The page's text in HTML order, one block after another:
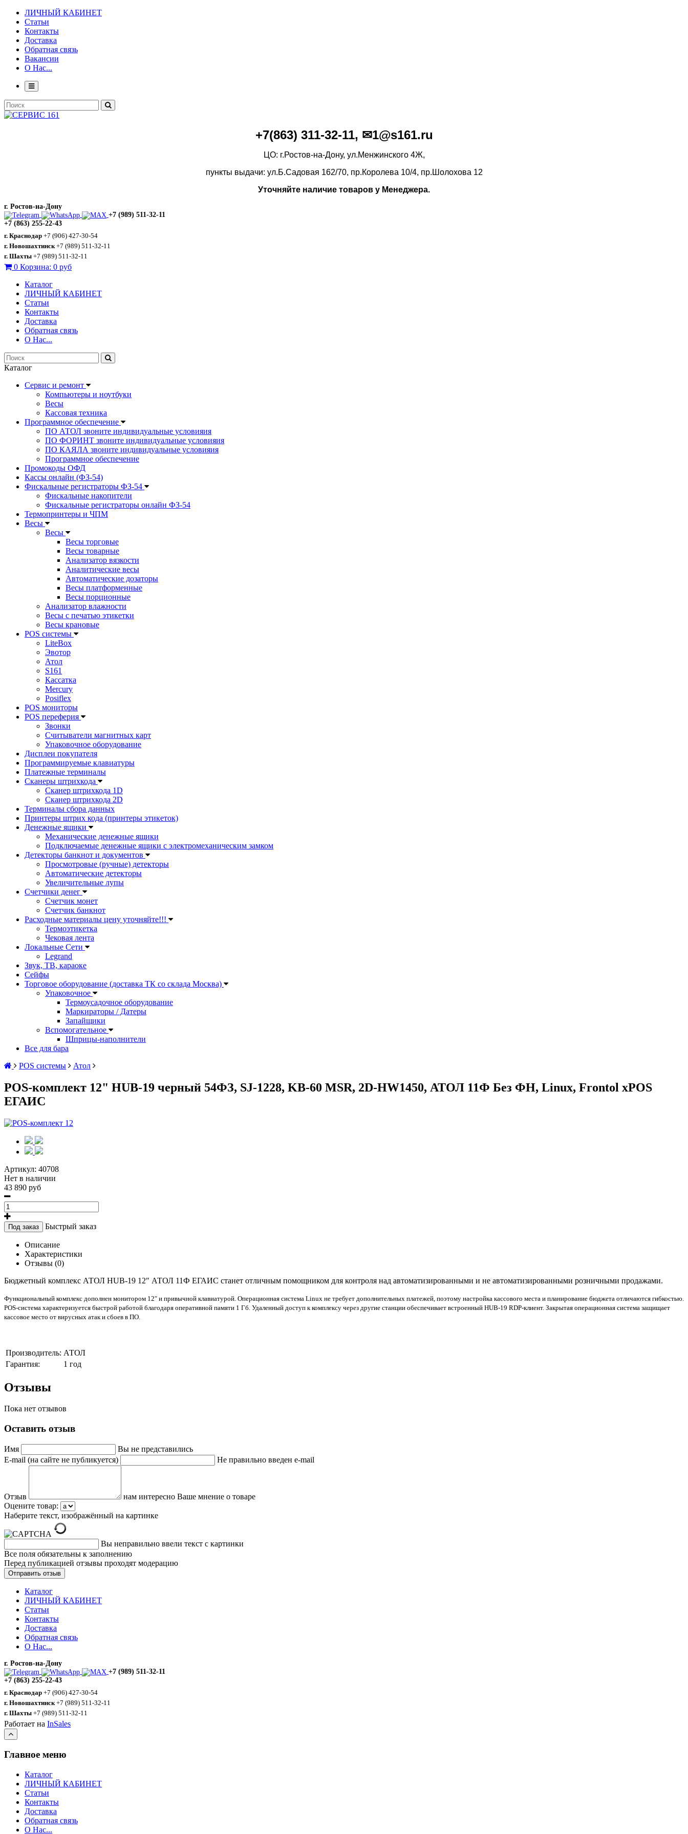
ЛИЧНЫЙ КАБИНЕТ
Статьи
Контакты
Доставка
Обратная связь
Вакансии
О Нас...
+7(863) 311-32-11, ✉1@s161.ru
ЦО: г.Ростов-на-Дону, ул.Менжинского 4Ж,
пункты выдачи: ул.Б.Садовая 162/70, пр.Королева 10/4, пр.Шолохова 12
Уточняйте наличие товаров у Менеджера.
г. Ростов-на-Дону
+7 (989) 511-32-11
+7 (863) 255-22-43
г. Краснодар +7 (906) 427-30-54
г. Новошахтинск +7 (989) 511-32-11
г. Шахты +7 (989) 511-32-11
0 Корзина: 0 руб
Каталог
ЛИЧНЫЙ КАБИНЕТ
Статьи
Контакты
Доставка
Обратная связь
О Нас...
Каталог
Сервис и ремонт
Компьютеры и ноутбуки
Весы
Кассовая техника
Программное обеспечение
ПО АТОЛ звоните индивидуальные условияия
ПО ФОРИНТ звоните индивидуальные условияия
ПО КАЯЛА звоните индивидуальные условияия
Программное обеспечение
Промокоды ОФД
Кассы онлайн (ФЗ-54)
Фискальные регистраторы ФЗ-54
Фискальные накопители
Фискальные регистраторы онлайн ФЗ-54
Термопринтеры и ЧПМ
Весы
Весы
Весы торговые
Весы товарные
Анализатор вязкости
Аналитические весы
Автоматические дозаторы
Весы платформенные
Весы порционные
Анализатор влажности
Весы с печатью этикетки
Весы крановые
POS системы
LiteBox
Эвотор
Атол
S161
Кассатка
Mercury
Posiflex
POS мониторы
POS переферия
Звонки
Считыватели магнитных карт
Упаковочное оборудование
Дисплеи покупателя
Программируемые клавиатуры
Платежные терминалы
Сканеры штрихкода
Сканер штрихкода 1D
Сканер штрихкода 2D
Терминалы сбора данных
Принтеры штрих кода (принтеры этикеток)
Денежные ящики
Механические денежные ящики
Подключаемые денежные ящики с электромеханическим замком
Детекторы банкнот и документов
Просмотровые (ручные) детекторы
Автоматические детекторы
Увеличительные лупы
Счетчики денег
Счетчик монет
Счетчик банкнот
Расходные материалы цену уточняйте!!!
Термоэтикетка
Чековая лента
Локальные Сети
Legrand
Звук, ТВ, караоке
Сейфы
Торговое оборудование (доставка ТК со склада Москва)
Упаковочное
Термоусадочное оборудование
Маркираторы / Датеры
Запайщики
Вспомогательное
Шприцы-наполнители
Все для бара
POS системы
Атол
POS-комплект 12" HUB-19 черный 54ФЗ, SJ-1228, KB-60 MSR, 2D-HW1450, АТОЛ 11Ф Без ФН, Linux, Frontol xPOS
ЕГАИС
Артикул: 40708
Нет в наличии
43 890 руб
Под заказ Быстрый заказ
Описание
Характеристики
Отзывы (0)
Бюджетный комплекс АТОЛ HUB-19 12″ АТОЛ 11Ф ЕГАИС станет отличным помощником для контроля над автоматизированными и не автоматизированными розничными продажами.
Функциональный комплекс дополнен монитором 12″ и привычной клавиатурой. Операционная система Linux не требует дополнительных платежей, поэтому настройка кассового места и планирование бюджета отличаются гибкостью.
POS-система характеризуется быстрой работой благодаря оперативной памяти 1 Гб. Удаленный доступ к комплексу через другие станции обеспечивает встроенный HUB-19 RDP-клиент. Закрытая операционная система защищает
кассовое место от вирусных атак и сбоев в ПО.
Производитель: АТОЛ
Гарантия:
1 год
Отзывы
Пока нет отзывов
Оставить отзыв
Имя
Вы не представились
E-mail (на сайте не публикуется)
Не правильно введен e-mail
Отзыв
нам интересно Ваше мнение о товаре
Оцените товар:
Наберите текст, изображённый на картинке
Вы неправильно ввели текст с картинки
Все поля обязательны к заполнению
Перед публикацией отзывы проходят модерацию
Каталог
ЛИЧНЫЙ КАБИНЕТ
Статьи
Контакты
Доставка
Обратная связь
О Нас...
г. Ростов-на-Дону
+7 (989) 511-32-11
+7 (863) 255-22-43
г. Краснодар +7 (906) 427-30-54
г. Новошахтинск +7 (989) 511-32-11
г. Шахты +7 (989) 511-32-11
Работает на InSales
Главное меню
Каталог
ЛИЧНЫЙ КАБИНЕТ
Статьи
Контакты
Доставка
Обратная связь
О Нас...